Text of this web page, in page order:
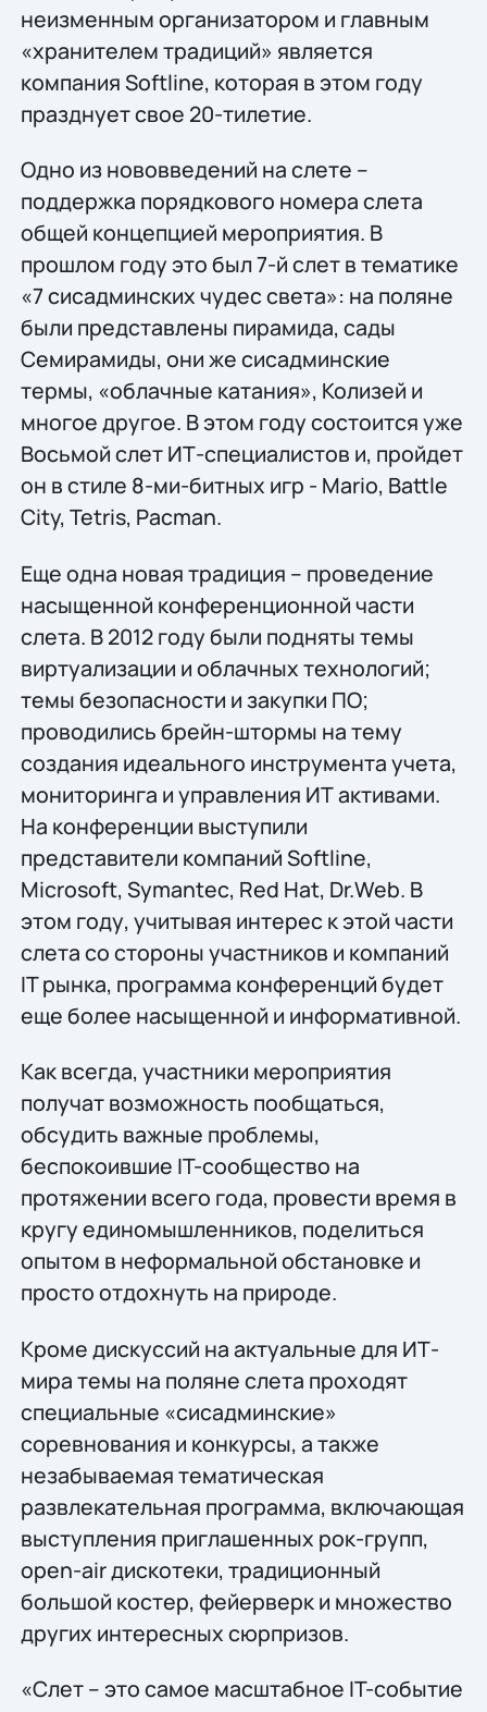
неизменным организатором и главным
«хранителем традиций» является
компания Softline, которая в этом году
празднует свое 20-тилетие.
Одно из нововведений на слете –
поддержка порядкового номера слета
общей концепцией мероприятия. В
прошлом году это был 7-й слет в тематике
«7 сисадминских чудес света»: на поляне
были представлены пирамида, сады
Семирамиды, они же сисадминские
термы, «облачные катания», Колизей и
многое другое. В этом году состоится уже
Восьмой слет ИТ-специалистов и, пройдет
он в стиле 8-ми-битных игр - Mario, Battle
City, Tetris, Pacman.
Еще одна новая традиция – проведение
насыщенной конференционной части
слета. В 2012 году были подняты темы
виртуализации и облачных технологий;
темы безопасности и закупки ПО;
проводились брейн-штормы на тему
создания идеального инструмента учета,
мониторинга и управления ИТ активами.
На конференции выступили
представители компаний Softline,
Microsoft, Symantec, Red Hat, Dr.Web. В
этом году, учитывая интерес к этой части
слета со стороны участников и компаний
IT рынка, программа конференций будет
еще более насыщенной и информативной.
Как всегда, участники мероприятия
получат возможность пообщаться,
обсудить важные проблемы,
беспокоившие IT-сообщество на
протяжении всего года, провести время в
кругу единомышленников, поделиться
опытом в неформальной обстановке и
просто отдохнуть на природе.
Кроме дискуссий на актуальные для ИТ-
мира темы на поляне слета проходят
специальные «сисадминские»
соревнования и конкурсы, а также
незабываемая тематическая
развлекательная программа, включающая
выступления приглашенных рок-групп,
open-air дискотеки, традиционный
большой костер, фейерверк и множество
других интересных сюрпризов.
«Слет – это самое масштабное IT-событие